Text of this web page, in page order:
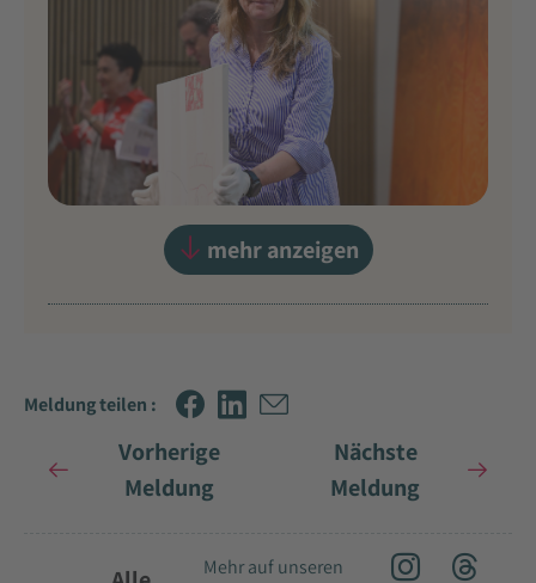
mehr anzeigen
Meldung teilen :
Vorherige
Meldung
Nächste
Meldung
Mehr auf unseren